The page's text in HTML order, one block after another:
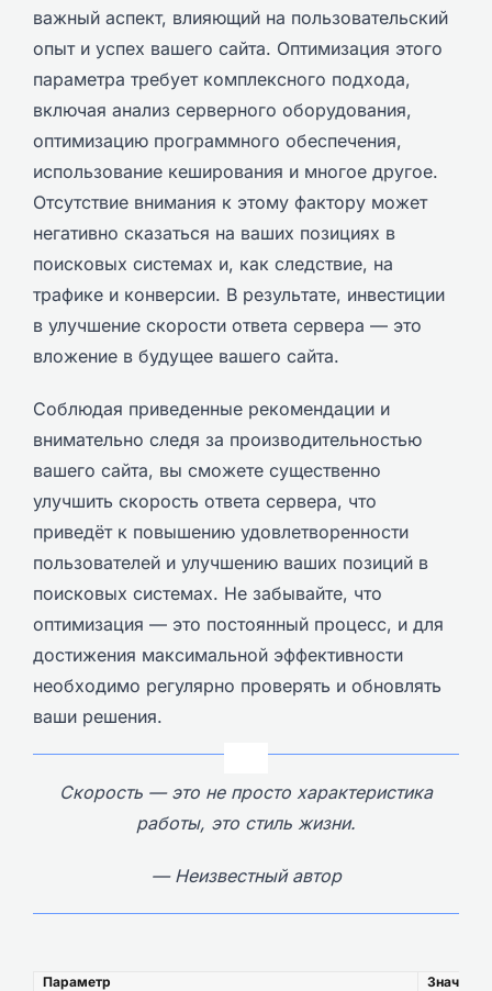
важный аспект, влияющий на пользовательский
опыт и успех вашего сайта. Оптимизация этого
параметра требует комплексного подхода,
включая анализ серверного оборудования,
оптимизацию программного обеспечения,
использование кеширования и многое другое.
Отсутствие внимания к этому фактору может
негативно сказаться на ваших позициях в
поисковых системах и, как следствие, на
трафике и конверсии. В результате, инвестиции
в улучшение скорости ответа сервера — это
вложение в будущее вашего сайта.
Соблюдая приведенные рекомендации и
внимательно следя за производительностью
вашего сайта, вы сможете существенно
улучшить скорость ответа сервера, что
приведёт к повышению удовлетворенности
пользователей и улучшению ваших позиций в
поисковых системах. Не забывайте, что
оптимизация — это постоянный процесс, и для
достижения максимальной эффективности
необходимо регулярно проверять и обновлять
ваши решения.
Скорость — это не просто характеристика
работы, это стиль жизни.
— Неизвестный автор
Параметр Значение